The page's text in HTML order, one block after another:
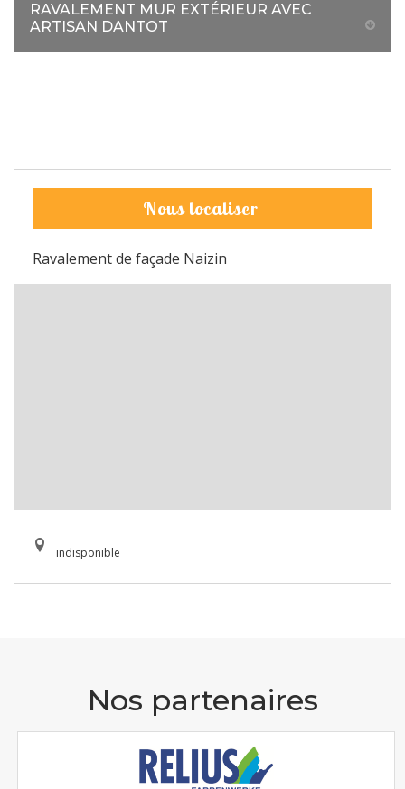
RAVALEMENT MUR EXTÉRIEUR AVEC
ARTISAN DANTOT
Nous localiser
Ravalement de façade Naizin
indisponible
Nos partenaires